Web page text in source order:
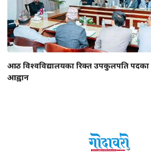
आठ विश्वविद्यालयका रिक्त उपकुलपति पदका
आह्वान